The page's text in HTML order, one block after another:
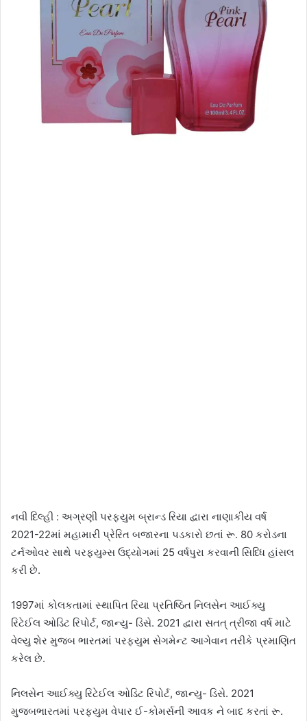
નવી દિલ્હી : અગ્રણી પરફ્યુમ બ્રાન્ડ રિયા દ્વારા નાણાકીય વર્ષ
2021-22માં મહામારી પ્રેરિત બજારના પડકારો છતાં રૂ. 80 કરોડના
ટર્નઓવર સાથે પરફ્યુમ્સ ઉદ્યોગમાં 25 વર્ષપુરા કરવાની સિધ્ધિ હાંસલ
કરી છે.
1997માં કોલકતામાં સ્થાપિત રિયા પ્રતિષ્ઠિત નિલસેન આઈક્યુ
રિટેઈલ ઓડિટ રિપોર્ટ, જાન્યુ- ડિસે. 2021 દ્વારા સતત્ ત્રીજા વર્ષ માટે
વેલ્યુ શેર મુજબ ભારતમાં પરફ્યુમ સેગમેન્ટ આગેવાન તરીકે પ્રમાણિત
કરેલ છે.
નિલસેન આઈક્યુ રિટેઈલ ઓડિટ રિપોર્ટ, જાન્યુ- ડિસે. 2021
મુજબભારતમાં પરફ્યુમ વેપાર ઈ-કોમર્સની આવક ને બાદ કરતાં રૂ.